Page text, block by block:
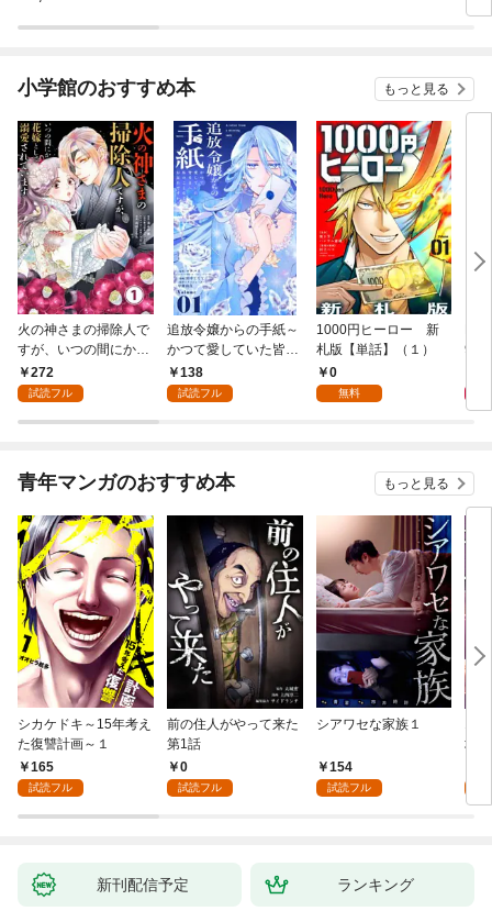
小学館のおすすめ本 もっと見る
火の神さまの掃除人で
すが、いつの間にか花
嫁として溺愛されてい
ます【単話】（１）
272
試読フル
追放令嬢からの手紙～
かつて愛していた皆さ
まへ 私のことなどお忘
れですか？～【単話】
138
試読フル
1000円ヒーロー 新
札版【単話】（１）
0
無料
9.5
青年マンガのおすすめ本 もっと見る
シカケドキ～15年考え
た復讐計画～１
165
試読フル
前の住人がやって来た
第1話
0
試読フル
シアワセな家族１
154
試読フル
地
新刊配信予定 ランキング